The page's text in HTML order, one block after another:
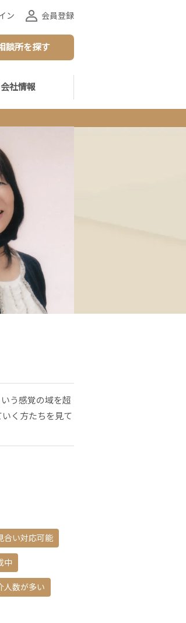
ン 会員登録
談所を探す
会社情報
う感覚の域を超
く方たちを見て
合い対応可能
中
人数が多い